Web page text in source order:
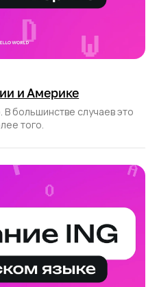
и Америке
большинстве случаев это
того.